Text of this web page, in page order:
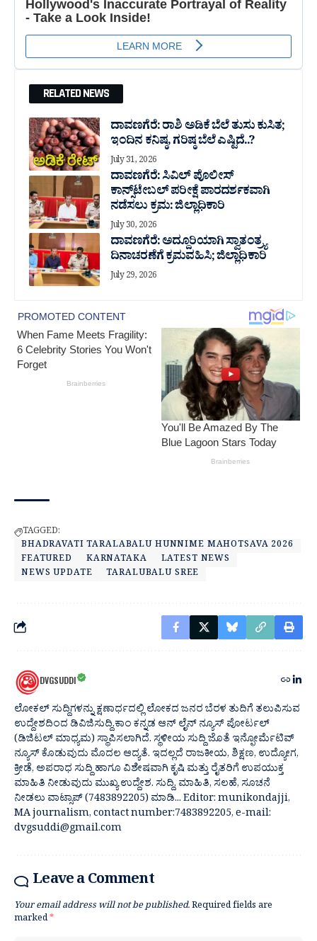
RELATED NEWS
ದಾವಣಗೆರೆ: ರಾಶಿ ಅಡಿಕೆ ಬೆಲೆ ತುಸು‌ ಕುಸಿತ;
ಇಂದಿನ ಕನಿಷ್ಠ, ಗರಿಷ್ಠ ಬೆಲೆ ಎಷ್ಟಿದೆ..?
July 31, 2026
ದಾವಣಗೆರೆ: ಸಿವಿಲ್ ಪೊಲೀಸ್
ಕಾನ್ಸ್‌ಟೇಬಲ್ ಪರೀಕ್ಷೆ ಪಾರದರ್ಶಕವಾಗಿ
ನಡೆಸಲು ಕ್ರಮ: ಜಿಲ್ಲಾಧಿಕಾರಿ
July 30, 2026
ದಾವಣಗೆರೆ: ಅದ್ದೂರಿಯಾಗಿ ಸ್ವಾತಂತ್ರ್ಯ
ದಿನಾಚರಣೆಗೆ ಕ್ರಮವಹಿಸಿ; ಜಿಲ್ಲಾಧಿಕಾರಿ
July 29, 2026
TAGGED:
BHADRAVATI TARALABALU HUNNIME MAHOTSAVA 2026
FEATURED
KARNATAKA
LATEST NEWS
NEWS UPDATE
TARALUBALU SREE
DVGSUDDI
ಲೋಕಲ್ ಸುದ್ದಿಗಳನ್ನು ಕ್ಷಣಾರ್ಧದಲ್ಲಿ ಲೋಕದ ಜನರ ಬೆರಳ ತುದಿಗೆ ತಲುಪಿಸುವ
ಉದ್ದೇಶದಿಂದ ಡಿವಿಜಿಸುದ್ದಿ.ಕಾಂ ಕನ್ನಡ ಆನ್ ಲೈನ್ ನ್ಯೂಸ್ ಪೋರ್ಟಲ್
(ಡಿಜಿಟಲ್ ಮಾಧ್ಯಮ) ಸ್ಥಾಪಿಸಲಾಗಿದೆ. ಸ್ಥಳೀಯ ಸುದ್ದಿ ಜೊತೆ ಇನ್ಫೋರ್ಮೆಟಿವ್
ನ್ಯೂಸ್ ಕೊಡುವುದು ಮೊದಲ ಆದ್ಯತೆ. ಇದಲ್ಲದೆ ರಾಜಕೀಯ, ಶಿಕ್ಷಣ, ಉದ್ಯೋಗ,
ಕ್ರೀಡೆ, ಅಪರಾಧ ಸುದ್ದಿ ಹಾಗೂ ವಿಶೇಷವಾಗಿ ಕೃಷಿ ಮತ್ತು ರೈತರಿಗೆ ಉಪಯುಕ್ತ
ಮಾಹಿತಿ ನೀಡುವುದು ಮುಖ್ಯ ಉದ್ದೇಶ. ಸುದ್ದಿ, ಮಾಹಿತಿ, ಸಲಹೆ, ಸೂಚನೆ
ನೀಡಲು ವಾಟ್ಸಾಪ್ (7483892205) ಮಾಡಿ... Editor: munikondajji,
MA journalism, contact number:7483892205, e-mail:
dvgsuddi@gmail.com
Leave a Comment
Your email address will not be published.Required fields are
marked*